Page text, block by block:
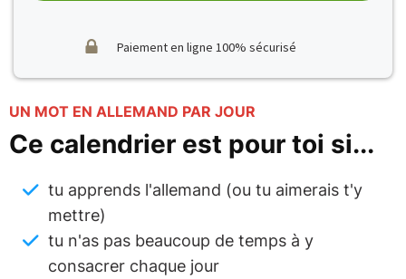
Paiement en ligne 100% sécurisé
UN MOT EN ALLEMAND PAR JOUR
Ce calendrier est pour toi si...
tu apprends l'allemand (ou tu aimerais t'y
mettre)
tu n'as pas beaucoup de temps à y
consacrer chaque jour